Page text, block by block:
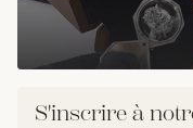
S'inscrire à